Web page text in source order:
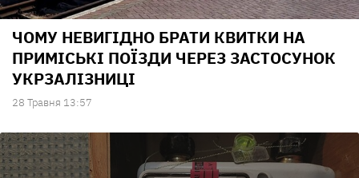
ЧОМУ НЕВИГІДНО БРАТИ КВИТКИ НА
ПРИМІСЬКІ ПОЇЗДИ ЧЕРЕЗ ЗАСТОСУНОК
УКРЗАЛІЗНИЦІ
28 Травня 13:57